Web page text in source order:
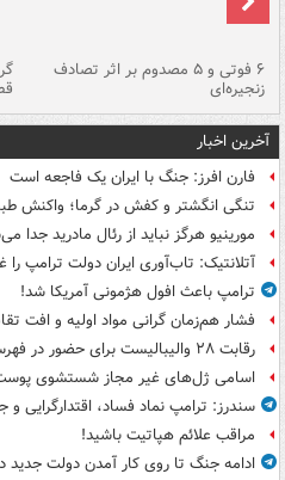
۶ فوتی و ۵ مصدوم بر اثر تصادف
زنجیره‌ای
آخرین اخبار
فارن افرز: جنگ با ایران یک فاجعه است
تنگی انگشتر و کفش در گرما؛ واکنش
مورینیو هرگز نباید از رئال مادرید جدا
آتلانتیک: تاب‌آوری ایران دولت ترامپ را
ترامپ باعث افول هژمونی آمریکا شد!
فشار هم‌زمان گرانی مواد اولیه و افت
رقابت ۲۸ والیبالیست برای حضور در فهرست نهایی تیم ملی
اسامی ژل‌های غیر مجاز شستشوی
سندرز: ترامپ نماد فساد، اقتدارگرایی
مراقب علائم هپاتیت باشید!
ادامه جنگ تا روی کار آمدن دولت جدید